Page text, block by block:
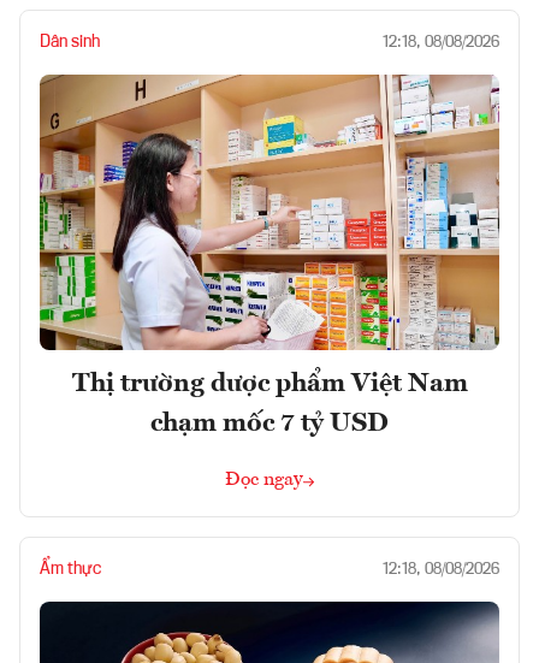
Dân sinh 12:18, 08/08/2026
Thị trường dược phẩm Việt Nam
chạm mốc 7 tỷ USD
Đọc ngay
Ẩm thực 12:18, 08/08/2026